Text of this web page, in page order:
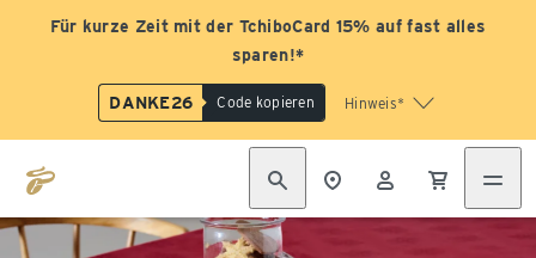
Für kurze Zeit mit der TchiboCard 15% auf fast alles
sparen!*
DANKE26 Code kopieren Hinweis*